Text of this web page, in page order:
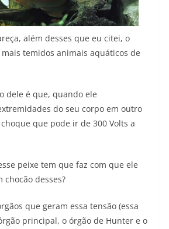
além desses que eu citei, o
temidos animais aquáticos de
dele é que, quando ele
do seu corpo em outro
que pode ir de 300 Volts a
peixe tem que faz com que ele
chocão desses?
que geram essa tensão (essa
principal, o órgão de Hunter e o